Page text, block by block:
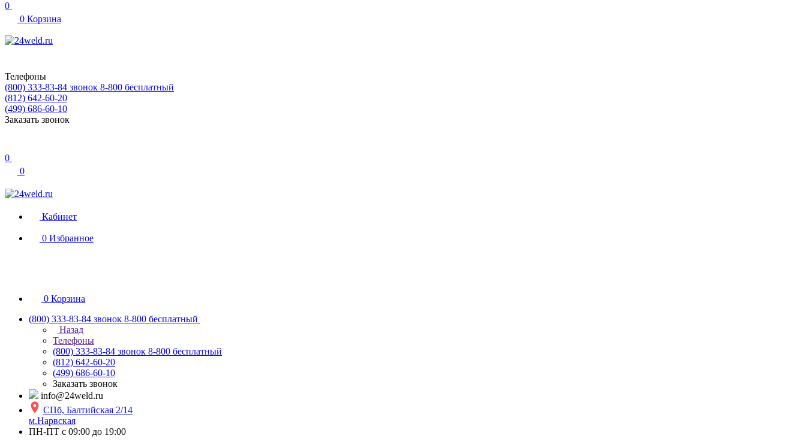
0
0 Корзина
Телефоны
(800) 333-83-84 звонок 8-800 бесплатный
(812) 642-60-20
(499) 686-60-10
Заказать звонок
0
0
Кабинет
0 Избранное
0 Корзина
(800) 333-83-84 звонок 8-800 бесплатный
Назад
Телефоны
(800) 333-83-84 звонок 8-800 бесплатный
(812) 642-60-20
(499) 686-60-10
Заказать звонок
info@24weld.ru
СПб, Балтийская 2/14
м.Нарвская
ПН-ПТ с 09:00 до 19:00